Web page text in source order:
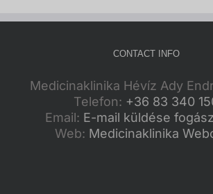
CONTACT INFO
Medicinaklinika Hévíz Ady
Telefon: +36 83 340
Email: E-mail küldése
Web: Medicinaklinika